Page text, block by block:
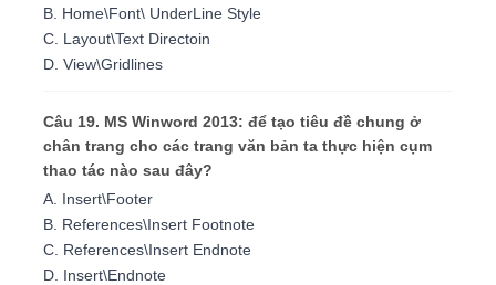
B. Home\Font\ UnderLine Style
C. Layout\Text Directoin
D. View\Gridlines
Câu 19. MS Winword 2013: để tạo tiêu đề chung ở
chân trang cho các trang văn bản ta thực hiện cụm
thao tác nào sau đây?
A. Insert\Footer
B. References\Insert Footnote
C. References\Insert Endnote
D. Insert\Endnote